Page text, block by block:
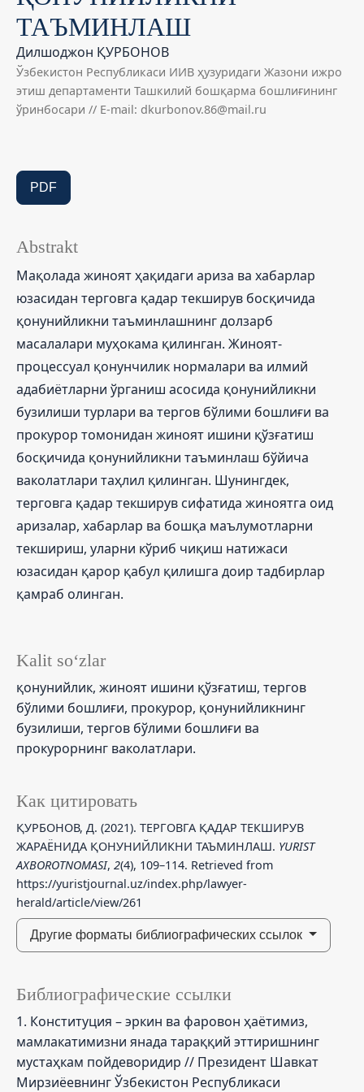
ТАЪМИНЛАШ
Дилшоджон ҚУРБОНОВ
Ўзбекистон Республикаси ИИВ ҳузуридаги Жазони ижро
этиш департаменти Ташкилий бошқарма бошлиғининг
ўринбосари // E-mail: dkurbonov.86@mail.ru
PDF
Kalit so‘zlar
қонунийлик, жиноят ишини қўзғатиш, тергов
бўлими бошлиғи, прокурор, қонунийликнинг
бузилиши, тергов бўлими бошлиғи ва
прокурорнинг ваколатлари.
Как цитировать
ҚУРБОНОВ, Д. (2021). ТЕРГОВГА ҚАДАР ТЕКШИРУВ
ЖАРАЁНИДА ҚОНУНИЙЛИКНИ ТАЪМИНЛАШ. YURIST
AXBOROTNOMASI, 2(4), 109–114. Retrieved from
https://yuristjournal.uz/index.php/lawyer-
herald/article/view/261
Другие форматы библиографических ссылок
Abstrakt
Мақолада жиноят ҳақидаги ариза ва хабарлар
юзасидан терговга қадар текширув босқичида
қонунийликни таъминлашнинг долзарб
масалалари муҳокама қилинган. Жиноят-
процессуал қонунчилик нормалари ва илмий
адабиётларни ўрганиш асосида қонунийликни
бузилиши турлари ва тергов бўлими бошлиғи ва
прокурор томонидан жиноят ишини қўзғатиш
босқичида қонунийликни таъминлаш бўйича
ваколатлари таҳлил қилинган. Шунингдек,
терговга қадар текширув сифатида жиноятга оид
аризалар, хабарлар ва бошқа маълумотларни
текшириш, уларни кўриб чиқиш натижаси
юзасидан қарор қабул қилишга доир тадбирлар
қамраб олинган.
Библиографические ссылки
1. Конституция – эркин ва фаровон ҳаётимиз,
мамлакатимизни янада тараққий эттиришнинг
мустаҳкам пойдеворидир // Президент Шавкат
Мирзиёевнинг Ўзбекистон Республикаси